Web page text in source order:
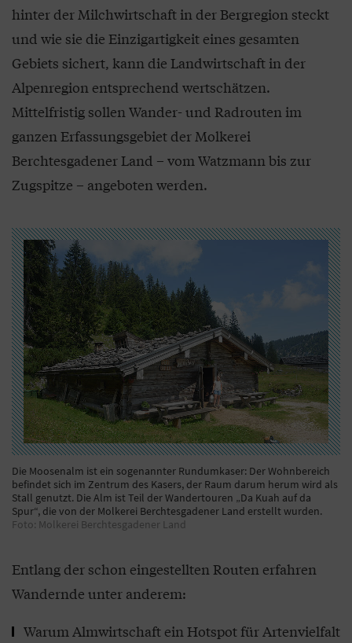
hinter der Milchwirtschaft in der Bergregion steckt
und wie sie die Einzigartigkeit eines gesamten
Gebiets sichert, kann die Landwirtschaft in der
Alpenregion entsprechend wertschätzen.
Mittelfristig sollen Wander- und Radrouten im
ganzen Erfassungsgebiet der Molkerei
Berchtesgadener Land – vom Watzmann bis zur
Zugspitze – angeboten werden.
Die Moosenalm ist ein sogenannter Rundumkaser: Der Wohnbereich
befindet sich im Zentrum des Kasers, der Raum darum herum wird als
Stall genutzt. Die Alm ist Teil der Wandertouren „Da Kuah auf da
Spur“, die von der Molkerei Berchtesgadener Land erstellt wurden.
Foto: Molkerei Berchtesgadener Land
Entlang der schon eingestellten Routen erfahren
Wandernde unter anderem:
Warum Almwirtschaft ein Hotspot für Artenvielfalt